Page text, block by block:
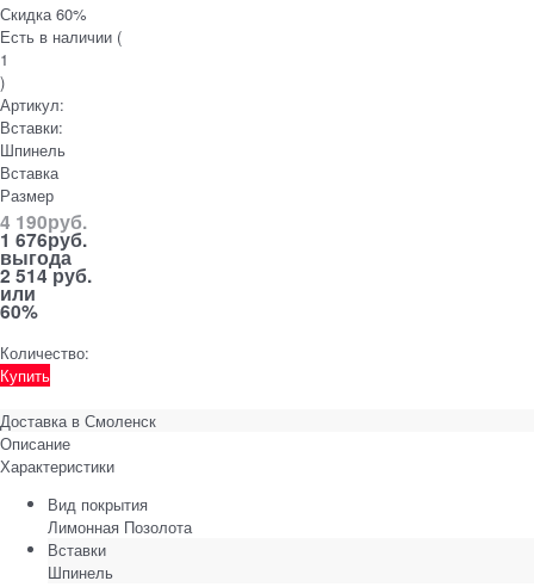
Скидка 60%
Есть в наличии (
1
)
Артикул:
Вставки:
Шпинель
Вставка
Размер
4 190руб.
1 676руб.
выгода
2 514 руб.
или
60%
Количество:
Купить
Доставка в Смоленск
Описание
Характеристики
Вид покрытия
Лимонная Позолота
Вставки
Шпинель